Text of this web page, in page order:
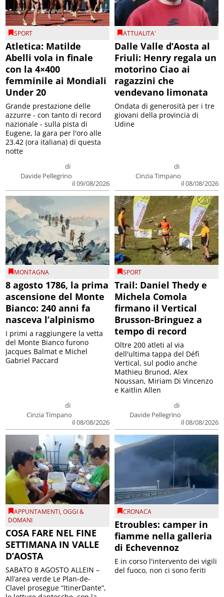
SPORT
Atletica: Matilde
Abelli vola in finale
con la 4×400
femminile ai Mondiali
Under 20
di
Davide Pellegrino
il 09/08/2026
Grande prestazione delle
azzurre - con tanto di record
nazionale - sulla pista di
Eugene, la gara per l'oro alle
23.42 (ora italiana) di questa
notte
ATTUALITA'
Dalle Valle d’Aosta al
Friuli: Henry regala un
motorino Ciao ai
ragazzini che
vendevano limonata
di
Cinzia Timpano
il 08/08/2026
Ondata di generosità per i tre
giovani della provincia di
Udine
MONTAGNA
8 agosto 1786, la prima
ascensione del Monte
Bianco: 240 anni fa
nasceva l’alpinismo
di
Cinzia Timpano
il 08/08/2026
I primi a raggiungere la vetta
del Monte Bianco furono
Jacques Balmat e Michel
Gabriel Paccard
SPORT
Trail: Daniel Thedy e
Michela Comola
firmano il Vertical
Brusson-Bringuez a
tempo di record
di
Davide Pellegrino
il 08/08/2026
Oltre 200 atleti al via
dell'ultima tappa del Défì
Vertical, sul podio anche
Mathieu Brunod, Alex
Noussan, Miriam Di Vincenzo
e Kaitlin Allen
APPUNTAMENTI,OGGI &
DOMANI
COSA FARE NEL FINE
SETTIMANA IN VALLE
D’AOSTA
SABATO 8 AGOSTO ALLEIN –
All’area verde Le Plan-de-
Clavel prosegue “ItinerDante”,
CRONACA
Etroubles: camper in
fiamme nella galleria
di Echevennoz
E in corso l'intervento dei vigili
del fuoco, non ci sono feriti